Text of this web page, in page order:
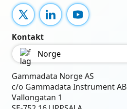
X LinkedInYouTube
Kontakt
Norge
Gammadata Norge AS
c/o Gammadata Instrument AB
Vallongatan 1